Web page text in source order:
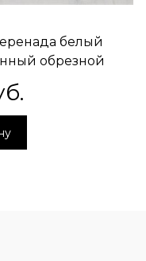
белый
обрезной